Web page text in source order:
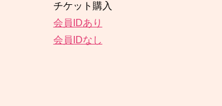
チケット購入
会員IDあり
会員IDなし